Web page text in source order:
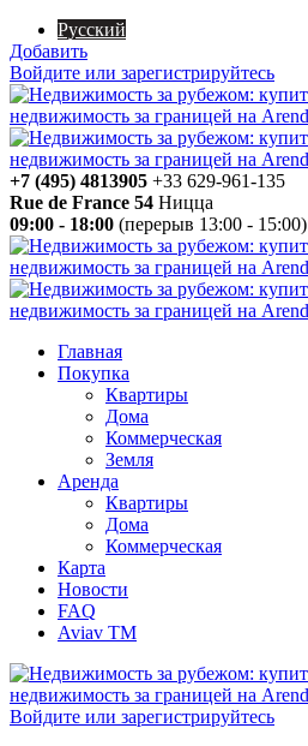
Русский
Добавить
Войдите или зарегистрируйтесь
+7 (495) 4813905 +33 629-961-135
Rue de France 54 Ницца
09:00 - 18:00 (перерыв 13:00 - 15:00)
Главная
Покупка
Квартиры
Дома
Коммерческая
Земля
Аренда
Квартиры
Дома
Коммерческая
Карта
Новости
FAQ
Aviav TM
Войдите или зарегистрируйтесь